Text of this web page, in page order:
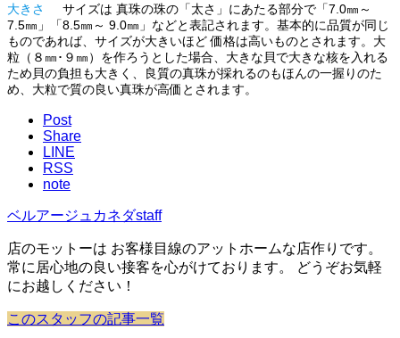
大きさ
サイズは 真珠の珠の「太さ」にあたる部分で「7.0㎜～
7.5㎜」「8.5㎜～ 9.0㎜」などと表記されます。基本的に品質が同じ
ものであれば、サイズが大きいほど 価格は高いものとされます。大
粒（８㎜･９㎜）を作ろうとした場合、大きな貝で大きな核を入れる
ため貝の負担も大きく、良質の真珠が採れるのもほんの一握りのた
め、大粒で質の良い真珠が高価とされます。
Post
Share
LINE
RSS
note
ベルアージュカネダstaff
店のモットーは お客様目線のアットホームな店作りです。
常に居心地の良い接客を心がけております。 どうぞお気軽
にお越しください！
このスタッフの記事一覧